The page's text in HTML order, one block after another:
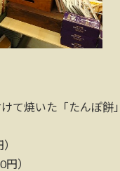
て焼いた「たんぽ
）